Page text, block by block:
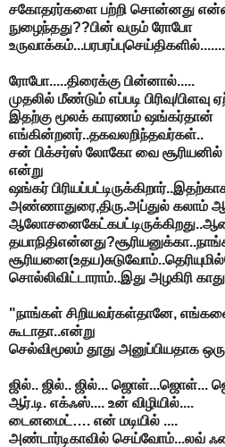
சகோதரர்களை பற்றி சொன்னது
நுழைந்தது??பின் வரும் ரோபோ
ரோபோ.....திரைக்கு பின்னால்.....
முதலில் மீண்டும் எப்படி பிரிவு/பிளவு
இதற்கு மூலக் காரணம் ஷங்கர்தான்
எங்கின்றனர்..தகவலறிந்தவர்கள்..
சன் பிக்சர்ஸ் லோகோ வை
என்று
ஷங்கர்
அண்ணாதுரை,திரு.அப்துல் கலாம்
சொல்லிவிட்டாராம்..இது அழகிரி
"நாங்கள் சிறியவர்கள்தானே,
கூடாதா..என்று
செல்விமூலம் தூது அனுப்பியதாக
ஜில்.. ஜில்.. ஜில்... ஜொள்...ஜொள்...
ஆர்.டி. எக்ஃஸ்.... உன் விழியில்....
டைனமைட்…. என் மடியில் ....
அண்டார்டிகாவில் செய்வோம்...லவ்